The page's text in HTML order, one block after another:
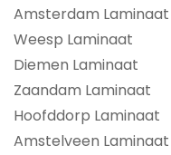
Amsterdam Laminaat
Weesp Laminaat
Diemen Laminaat
Zaandam Laminaat
Hoofddorp Laminaat
Amstelveen Laminaat